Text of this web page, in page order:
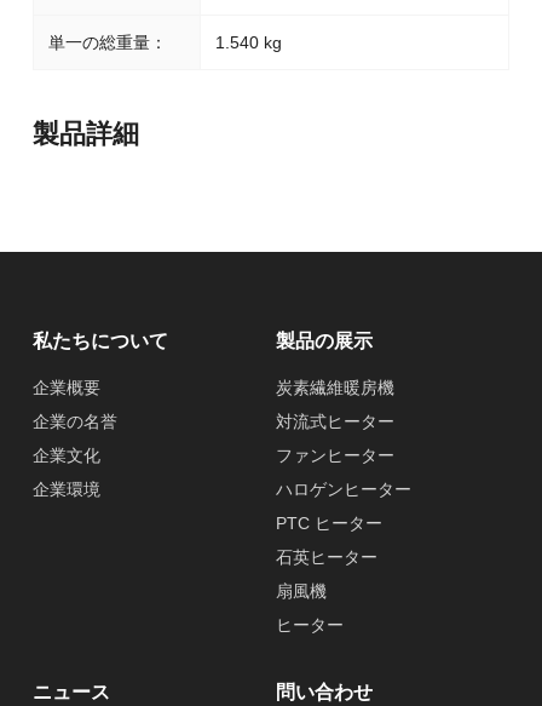
単一の総重量： 1.540 kg
製品詳細
私たちについて
企業概要
企業の名誉
企業文化
企業環境
製品の展示
炭素繊維暖房機
対流式ヒーター
ファンヒーター
ハロゲンヒーター
PTC ヒーター
石英ヒーター
扇風機
ヒーター
ニュース 問い合わせ